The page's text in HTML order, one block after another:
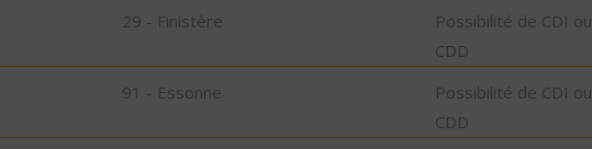
29 - Finistère
Possibilité de CDI ou
CDD
91 - Essonne
Possibilité de CDI ou
CDD